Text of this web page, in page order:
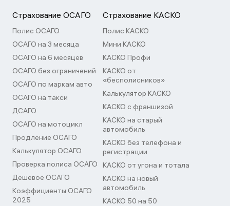
договоре страхования.
Страхование ОСАГО
Полис ОСАГО
ОСАГО на 3 месяца
ОСАГО на 6 месяцев
ОСАГО без ограничений
ОСАГО по маркам авто
ОСАГО на такси
ДСАГО
ОСАГО на мотоцикл
Продление ОСАГО
Калькулятор ОСАГО
Проверка полиса ОСАГО
Дешевое ОСАГО
Коэффициенты ОСАГО
2025
Страхование КАСКО
Полис КАСКО
Мини КАСКО
КАСКО Профи
КАСКО от
«бесполисников»
Калькулятор КАСКО
КАСКО с франшизой
КАСКО на старый
автомобиль
КАСКО без телефона и
регистрации
КАСКО от угона и тотала
КАСКО на новый
автомобиль
КАСКО 50 на 50